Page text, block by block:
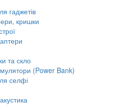
гаджетів
кришки
та скло
(Power Bank)
селфі